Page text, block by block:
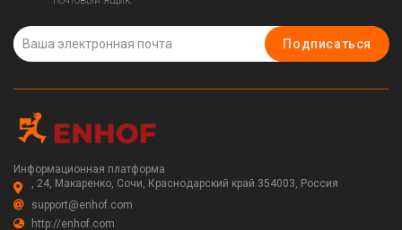
Подписаться
Информационная платформа
, 24, Макаренко, Сочи, Краснодарский край 354003, Россия
support@enhof.com
http://enhof.com